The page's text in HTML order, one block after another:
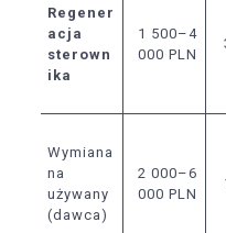
Regener
acja
sterown
ika
1 500–4
000 PLN
Wymiana
na
używany
(dawca)
2 000–6
000 PLN